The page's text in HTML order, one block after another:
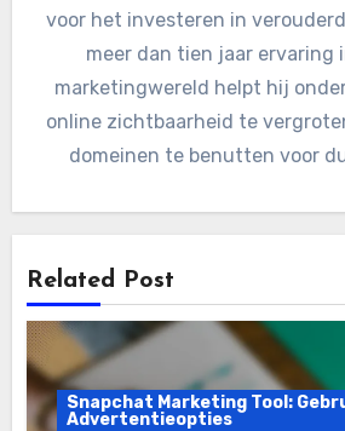
voor het investeren in
meer dan tien jaar ervaring
marketingwereld helpt hij
online zichtbaarheid te
domeinen te benutten voor
Related Post
Snapchat Marketing Tool:
Advertentieopties